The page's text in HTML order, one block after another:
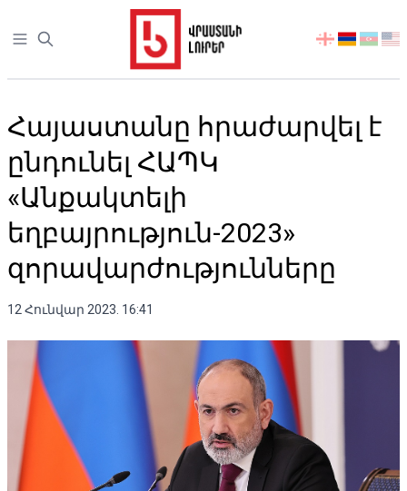
Open sidebar
აირჩიეთ
Հայաստանը հրաժարվել է
ընդունել ՀԱՊԿ
«Անքակտելի
եղբայրություն-2023»
զորավարժությունները
12 Հունվար 2023. 16:41